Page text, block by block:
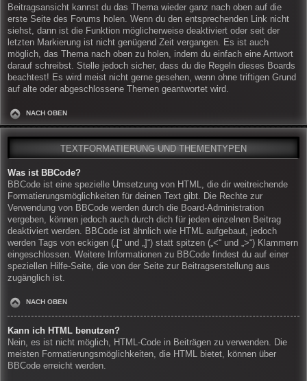
Beitragsansicht kannst du das Thema wieder ganz nach oben auf die
erste Seite des Forums holen. Wenn du den entsprechenden Link nicht
siehst, dann ist die Funktion möglicherweise deaktiviert oder seit der
letzten Markierung ist nicht genügend Zeit vergangen. Es ist auch
möglich, das Thema nach oben zu holen, indem du einfach eine Antwort
darauf schreibst. Stelle jedoch sicher, dass du die Regeln dieses Boards
beachtest! Es wird meist nicht gerne gesehen, wenn ohne triftigen Grund
auf alte oder abgeschlossene Themen geantwortet wird.
NACH OBEN
TEXTFORMATIERUNG UND THEMENTYPEN
Was ist BBCode?
BBCode ist eine spezielle Umsetzung von HTML, die dir weitreichende
Formatierungsmöglichkeiten für deinen Text gibt. Die Rechte zur
Verwendung von BBCode werden durch die Board-Administration
vergeben, können jedoch auch durch dich für jeden einzelnen Beitrag
deaktiviert werden. BBCode ist ähnlich wie HTML aufgebaut, jedoch
werden Tags von eckigen („[“ und „]“) statt spitzen („<“ und „>“) Klammern
eingeschlossen. Weitere Informationen zu BBCode findest du auf einer
speziellen Hilfe-Seite, die von der Seite zur Beitragserstellung aus
zugänglich ist.
NACH OBEN
Kann ich HTML benutzen?
Nein, es ist nicht möglich, HTML-Code in Beiträgen zu verwenden. Die
meisten Formatierungsmöglichkeiten, die HTML bietet, können über
BBCode erreicht werden.